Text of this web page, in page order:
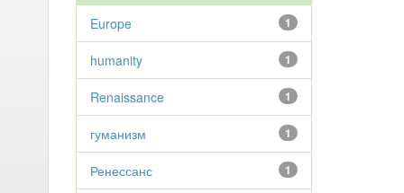
1
Europe
1
humanity
1
Renaissance
1
гуманизм
1
Ренессанс